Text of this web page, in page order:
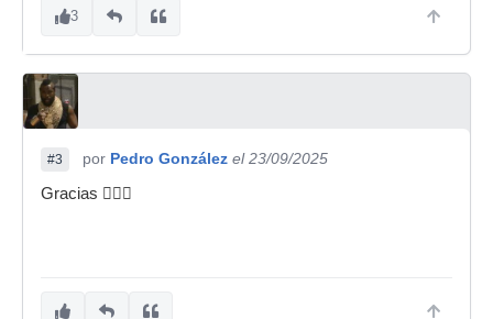
3
#3 por Pedro González el 23/09/2025
Gracias 👍🏻🙂